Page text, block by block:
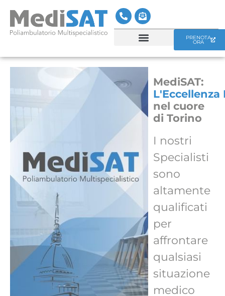
PRENOTA
ORA
MediSAT:
L'Eccellenza
nel cuore
di Torino
I nostri
Specialisti
sono
altamente
qualificati
per
affrontare
qualsiasi
situazione
medico